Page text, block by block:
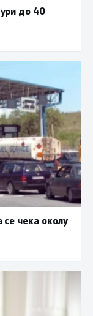
до 40
чека околу